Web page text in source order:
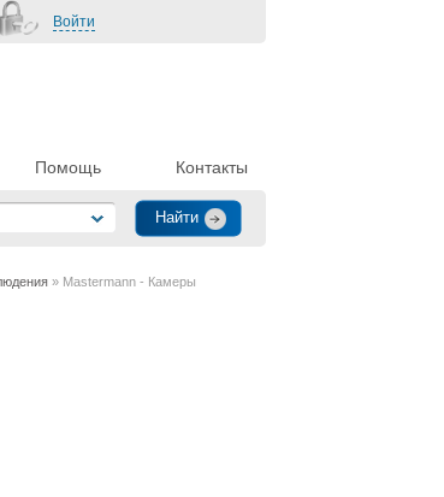
Помощь Контакты
Войти
» Mastermann - Камеры